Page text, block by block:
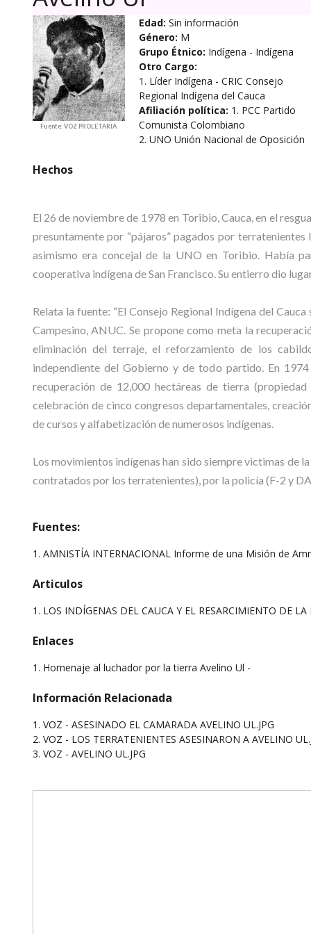
Fuente: VOZ PROLETARIA
Edad: Sin información
Género: M
Grupo Étnico: Indígena - Indígena
Otro Cargo:
1. Líder Indígena - CRIC Consejo
Regional Indígena del Cauca
Afiliación política: 1. PCC Partido
Comunista Colombiano
2. UNO Unión Nacional de Oposición
Hechos
El 26 de noviembre de 1978 en Toribio, Cauca, en el
presuntamente por “pájaros” pagados por
asimismo era concejal de la UNO en Toribio. Había
cooperativa indígena de San Francisco. Su entierro dio
Relata la fuente: “El Consejo Regional Indígena del
Campesino, ANUC. Se propone como meta la
eliminación del terraje, el reforzamiento de los
independiente del Gobierno y de todo partido. En
recuperación de 12,000 hectáreas de tierra
celebración de cinco congresos departamentales,
de cursos y alfabetización de numerosos indígenas.
Los movimientos indígenas han sido siempre victimas de
contratados por los terratenientes), por la policía (F-2 y
Fuentes:
1. AMNISTÍA INTERNACIONAL Informe de una Misión de
Articulos
1. LOS INDÍGENAS DEL CAUCA Y EL RESARCIMIENTO DE
Enlaces
1. Homenaje al luchador por la tierra Avelino Ul -
Información Relacionada
1. VOZ - ASESINADO EL CAMARADA AVELINO UL.JPG
2. VOZ - LOS TERRATENIENTES ASESINARON A AVELINO
3. VOZ - AVELINO UL.JPG